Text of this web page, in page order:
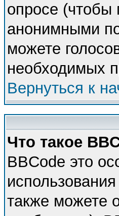
опросе (чтобы
анонимными
можете
необходимых
Вернуться к
Что такое
BBCode это
также можете